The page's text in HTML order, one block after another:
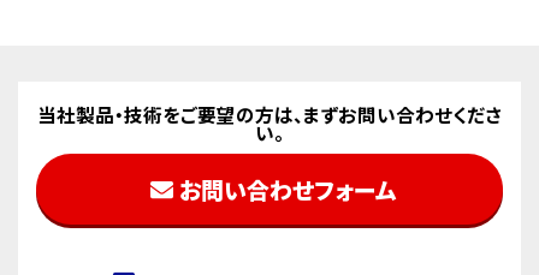
当社製品・技術をご要望の方は、まずお問い合わせくださ
い。
お問い合わせフォーム